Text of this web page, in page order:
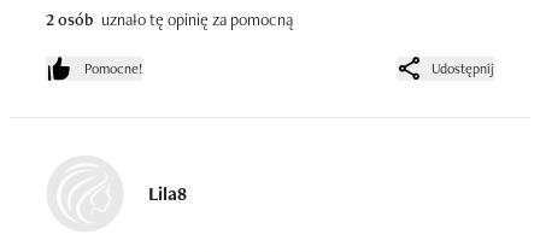
2 osób uznało tę opinię za pomocną
Pomocne! Udostępnij
Lila8